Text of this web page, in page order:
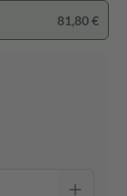
81,80 €